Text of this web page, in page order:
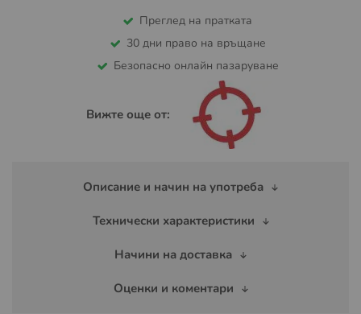
Преглед на пратката
30 дни право на връщане
Безопасно онлайн пазаруване
Вижте още от:
Описание и начин на употреба
Технически характеристики
Начини на доставка
Оценки и коментари